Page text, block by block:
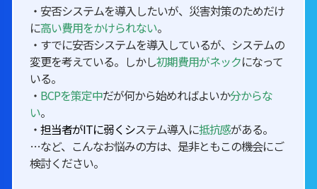
・安否システムを導入したいが、災害対策のためだけ
に高い費用をかけられない。
・すでに安否システムを導入しているが、システムの
変更を考えている。しかし初期費用がネックになって
いる。
・ BCPを策定中だが何から始めればよいか分からな
い。
・ 担当者がITに弱くシステム導入に抵抗感がある。
…など、こんなお悩みの方は、是非ともこの機会にご
検討ください。